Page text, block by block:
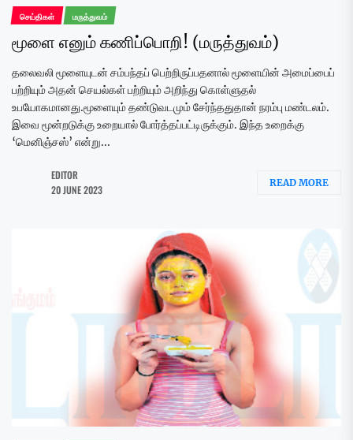
செய்திகள் மருத்துவம்
மூளை எனும் கணிப்பொறி! (மருத்துவம்)
தலைவலி மூளையுடன் சம்பந்தப் பெற்றிருப்பதனால் மூளையின் அமைப்பைப்
பற்றியும் அதன் செயல்கள் பற்றியும் அறிந்து கொள்ளுதல்
உபயோகமானது.மூளையும் தண்டுவடமும் சேர்ந்ததுதான் நரம்பு மண்டலம்.
இவை மூன்றடுக்கு உறையால் போர்த்தப்பட்டிருக்கும். இந்த உறைக்கு
‘மெனிஞ்சஸ்’ என்று...
EDITOR
20 JUNE 2023
READ MORE